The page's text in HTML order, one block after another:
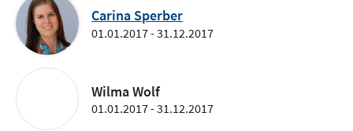
Carina Sperber
01.01.2017 - 31.12.2017
Wilma Wolf
01.01.2017 - 31.12.2017